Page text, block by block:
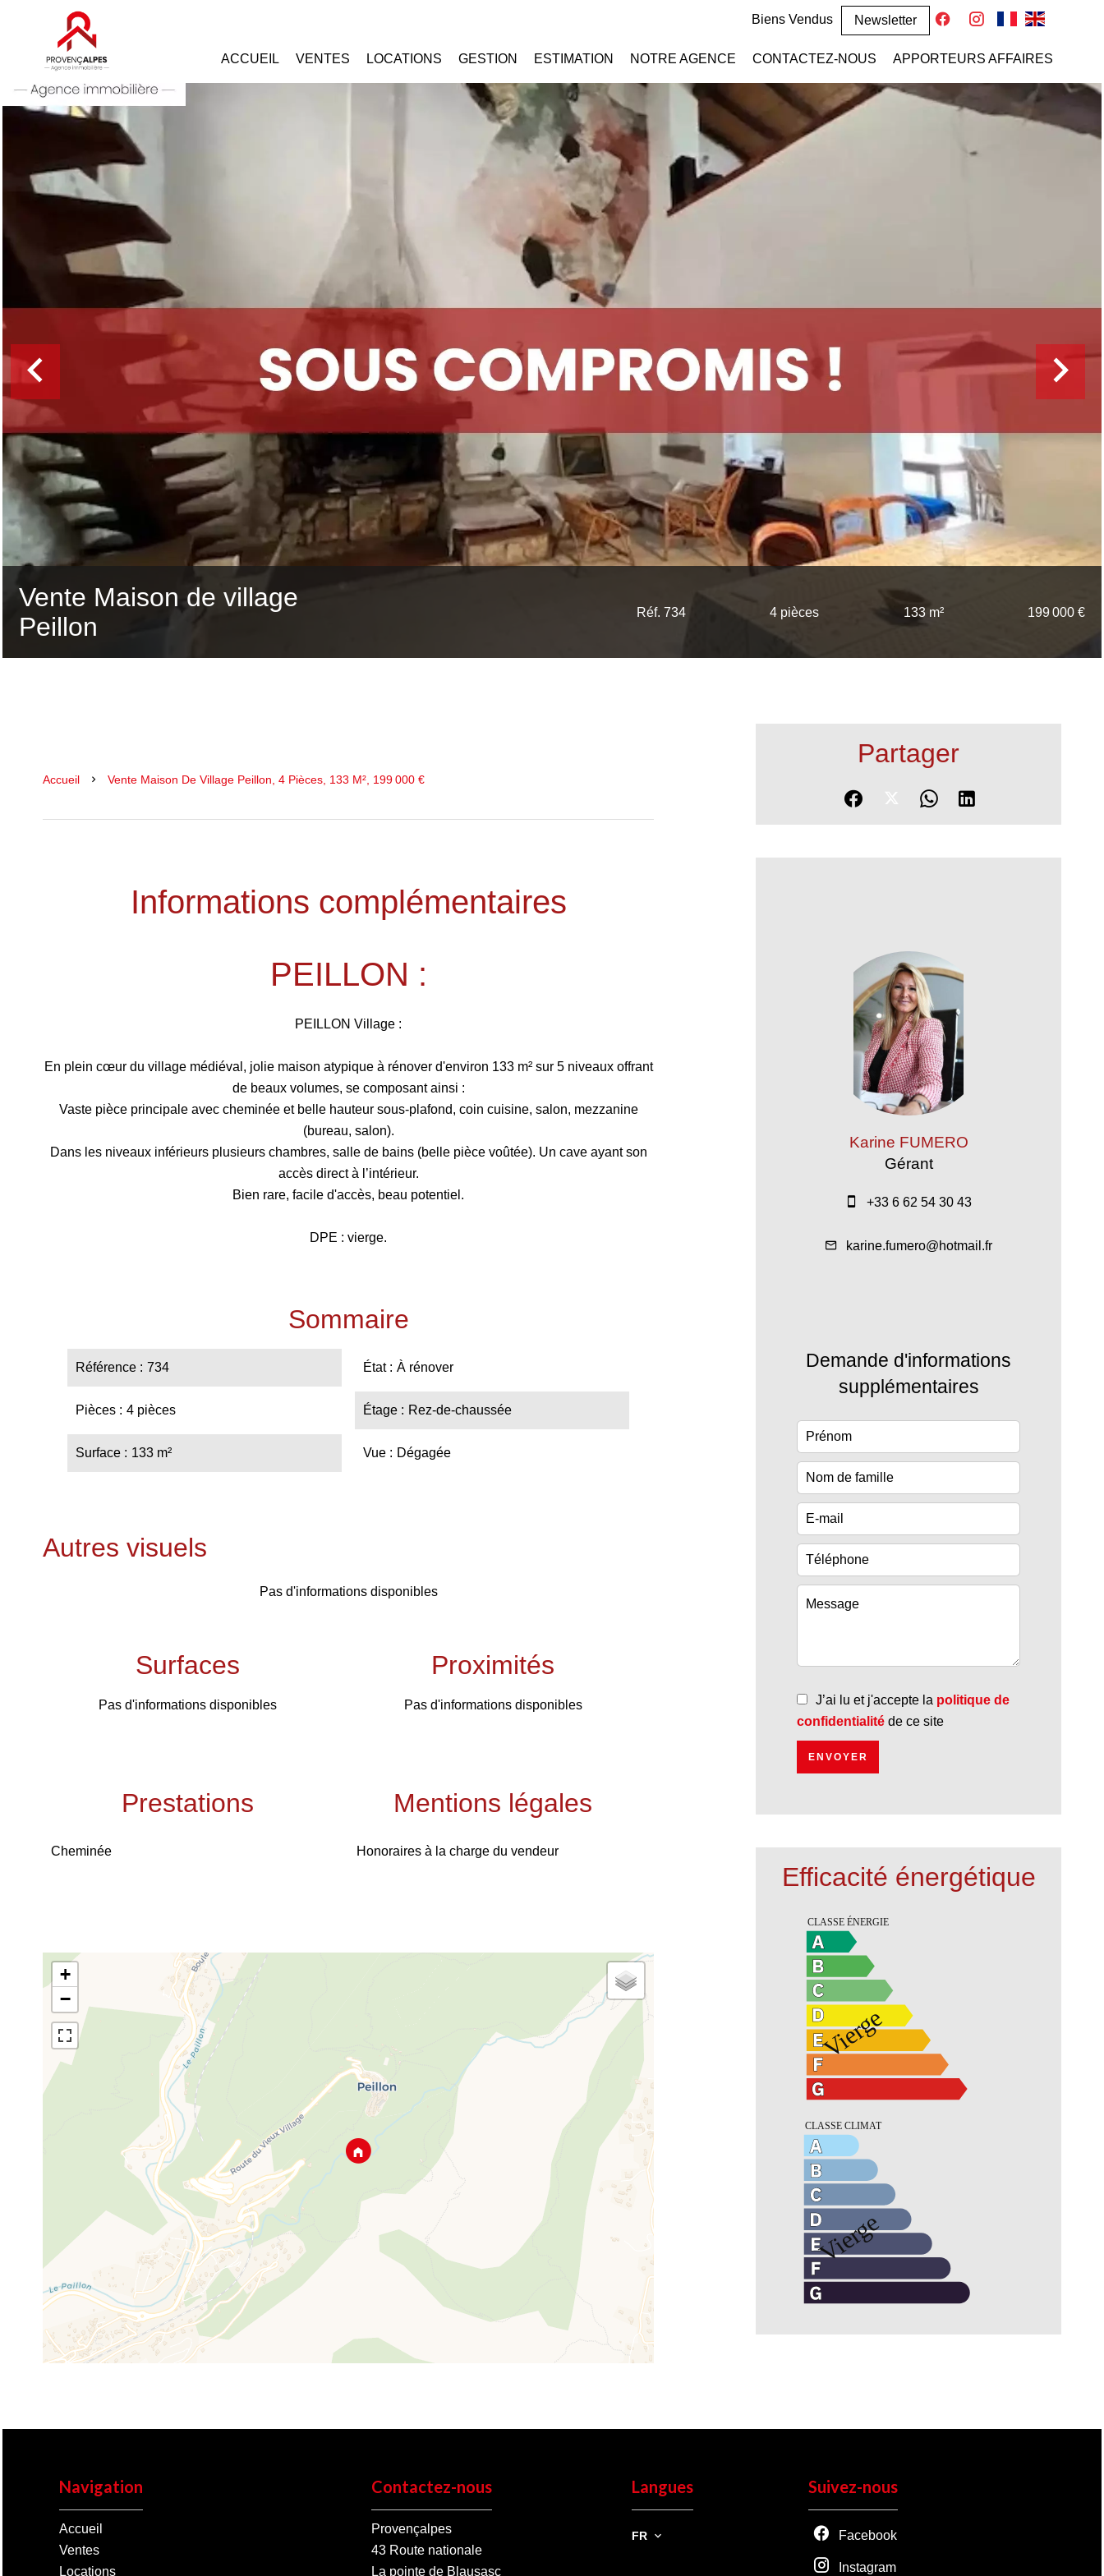
Biens Vendus Newsletter
ACCUEIL VENTES LOCATIONS GESTION ESTIMATION NOTRE AGENCE CONTACTEZ-NOUS APPORTEURS AFFAIRES
Vente Maison de village
Peillon
Réf. 734 4 pièces 133 m² 199 000 €
Accueil Vente Maison De Village Peillon, 4 Pièces, 133 M², 199 000 €
Informations complémentaires
PEILLON :
PEILLON Village :
En plein cœur du village médiéval, jolie maison atypique à rénover d'environ 133 m² sur 5 niveaux offrant
de beaux volumes, se composant ainsi :
Vaste pièce principale avec cheminée et belle hauteur sous-plafond, coin cuisine, salon, mezzanine
(bureau, salon).
Dans les niveaux inférieurs plusieurs chambres, salle de bains (belle pièce voûtée). Un cave ayant son
accès direct à l’intérieur.
Bien rare, facile d'accès, beau potentiel.
DPE : vierge.
Sommaire
Référence 734
Pièces 4 pièces
Surface 133 m²
État À rénover
Étage Rez-de-chaussée
Vue Dégagée
Autres visuels
Pas d'informations disponibles
Surfaces
Pas d'informations disponibles
Proximités
Pas d'informations disponibles
Prestations
Cheminée
Mentions légales
Honoraires à la charge du vendeur
+
−
Partager
Karine FUMERO
Gérant
+33 6 62 54 30 43
karine.fumero@hotmail.fr
Demande d'informations
supplémentaires
J’ai lu et j'accepte la politique de
confidentialité de ce site
ENVOYER
Efficacité énergétique
Navigation
Accueil
Ventes
Locations
Contactez-nous
Provençalpes
43 Route nationale
La pointe de Blausasc
Langues
FR
Suivez-nous
Facebook
Instagram